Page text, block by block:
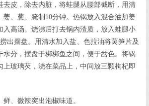
去皮，除去内脏，将蛙腿从腰部截断，用清
姜、葱、腌制10分钟。热锅放入混合油加姜
入高汤。烧沸后打去锅内渣质，放入蛙腿小
出摆盘。用清水加入盐、色拉油将莴笋片及
水分，摆盘于梆梆鱼之间，便于岔色。将锅
上玻璃芡，浇在菜品上，中间放三颗枸杞即
、微辣突出泡椒味道。